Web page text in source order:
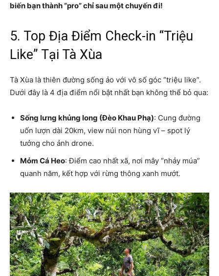
biến bạn thành “pro” chỉ sau một chuyến đi!
5. Top Địa Điểm Check-in “Triệu
Like” Tại Tà Xùa
Tà Xùa là thiên đường sống ảo với vô số góc “triệu like”.
Dưới đây là 4 địa điểm nổi bật nhất bạn không thể bỏ qua:
Sống lưng khủng long (Đèo Khau Phạ): Cung đường
uốn lượn dài 20km, view núi non hùng vĩ – spot lý
tưởng cho ảnh drone.
Mỏm Cá Heo: Điểm cao nhất xã, nơi mây “nhảy múa”
quanh năm, kết hợp với rừng thông xanh mướt.